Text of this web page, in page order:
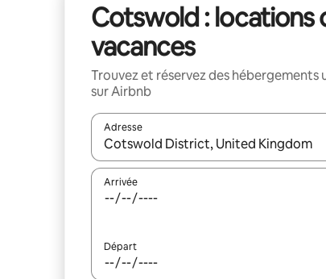
Cotswold : locations
vacances
Trouvez et réservez des hébergements
sur Airbnb
Adresse
Lorsque les résultats s'affichent, utilisez
Arrivée
Départ